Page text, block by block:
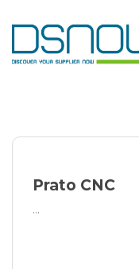
to
content
Prato CNC
...